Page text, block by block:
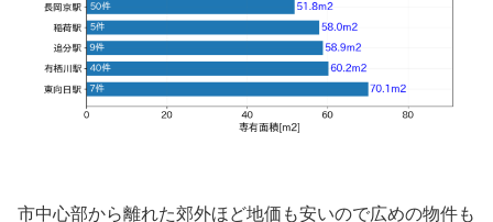
市中心部から離れた郊外ほど地価も安いので広めの物件も